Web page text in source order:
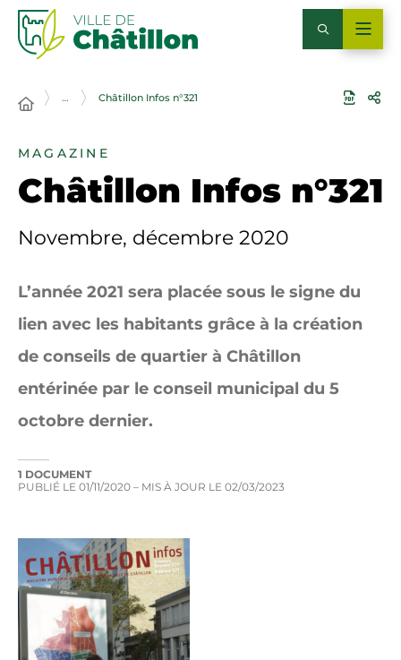
… Châtillon Infos n°321
MAGAZINE
Châtillon Infos n°321
Novembre, décembre 2020
L’année 2021 sera placée sous le signe du
lien avec les habitants grâce à la création
de conseils de quartier à Châtillon
entérinée par le conseil municipal du 5
octobre dernier.
1 DOCUMENT
PUBLIÉ LE 01/11/2020 – MIS À JOUR LE 02/03/2023